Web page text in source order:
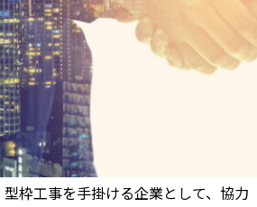
枠工事を手掛ける企業として、協力